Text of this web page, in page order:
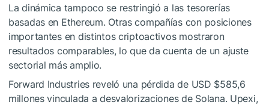
La dinámica tampoco se restringió a las tesorerías
basadas en Ethereum. Otras compañías con posiciones
importantes en distintos criptoactivos mostraron
resultados comparables, lo que da cuenta de un ajuste
sectorial más amplio.
Forward Industries reveló una pérdida de USD $585,6
millones vinculada a desvalorizaciones de Solana. Upexi,